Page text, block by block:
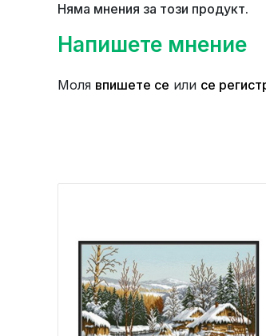
Няма мнения за този продукт.
Напишете мнение
Моля впишете се или се